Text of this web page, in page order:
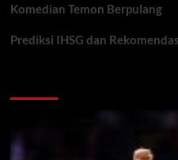
Komedian Temon Berpulang
Prediksi IHSG dan